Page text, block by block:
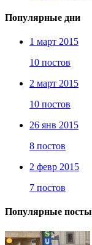
Популярные дни
1 март 2015
10 постов
2 март 2015
10 постов
26 янв 2015
8 постов
2 февр 2015
7 постов
Популярные посты